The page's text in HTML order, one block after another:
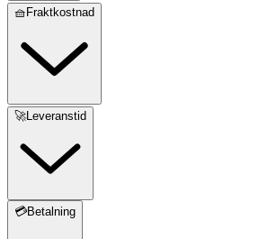
🧺Fraktkostnad
🚀Leveranstid
💳Betalning